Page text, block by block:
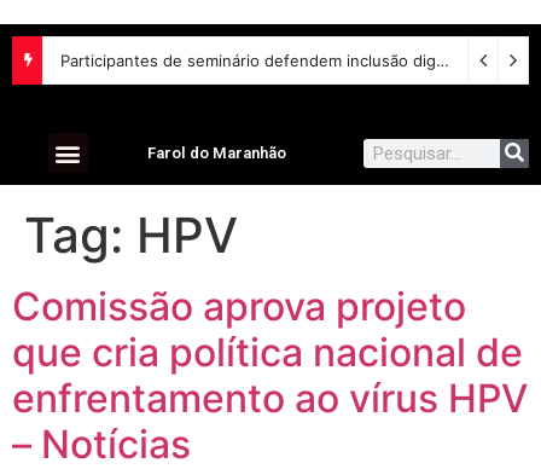
Participantes de seminário defendem inclusão digital e escuta das comunidades para reurbanização de favelas
Farol do Maranhão
Tag: HPV
Comissão aprova projeto
que cria política nacional de
enfrentamento ao vírus HPV
– Notícias